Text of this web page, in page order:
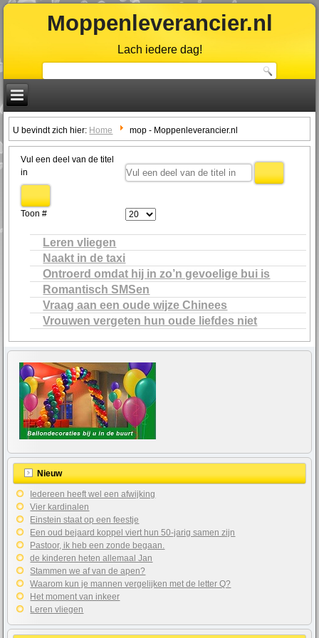
Moppenleverancier.nl
Lach iedere dag!
U bevindt zich hier: Home mop - Moppenleverancier.nl
Vul een deel van de titel
in
Toon #
Leren vliegen
Naakt in de taxi
Ontroerd omdat hij in zo’n gevoelige bui is
Romantisch SMSen
Vraag aan een oude wijze Chinees
Vrouwen vergeten hun oude liefdes niet
Nieuw
Iedereen heeft wel een afwijking
Vier kardinalen
Einstein staat op een feestje
Een oud bejaard koppel viert hun 50-jarig samen zijn
Pastoor, ik heb een zonde begaan.
de kinderen heten allemaal Jan
Stammen we af van de apen?
Waarom kun je mannen vergelijken met de letter Q?
Het moment van inkeer
Leren vliegen